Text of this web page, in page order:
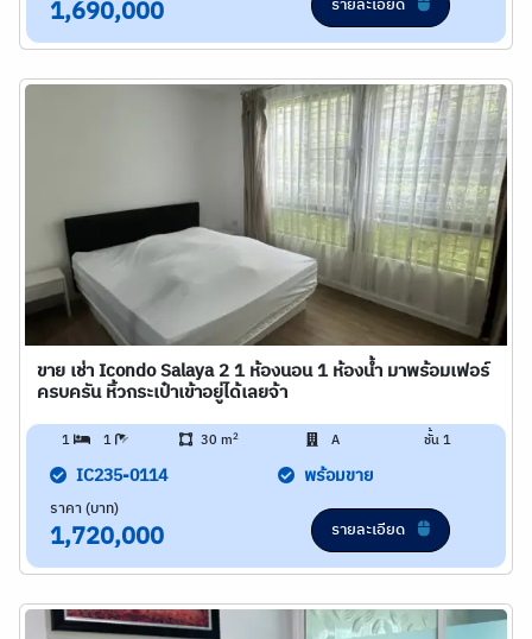
1,690,000
ขาย เช่า Icondo Salaya 2 1 ห้องนอน 1 ห้องน้ำ มาพร้อมเฟอร์
ครบครัน หิ้วกระเป๋าเข้าอยู่ได้เลยจ้า
1 1 30 m2 A ชั้น 1
IC235-0114 พร้อมขาย
ราคา (บาท)
1,720,000 รายละเอียด